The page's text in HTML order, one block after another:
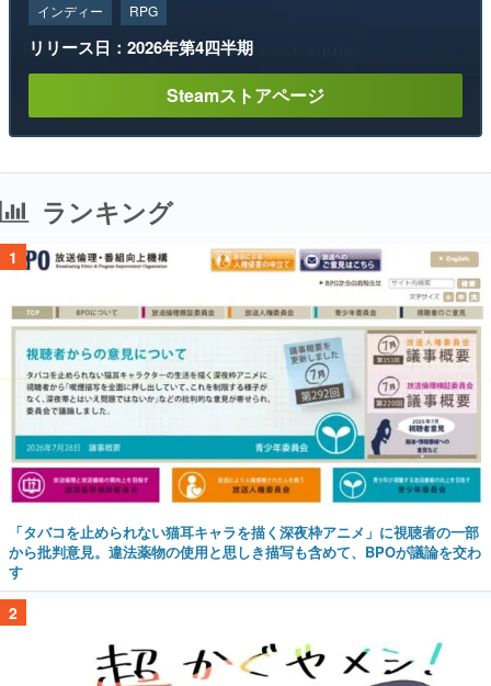
インディー RPG
リリース日：2026年第4四半期
Steamストアページ
ランキング
1
「タバコを止められない猫耳キャラを描く深夜枠アニメ」に視聴者の一部
から批判意見。違法薬物の使用と思しき描写も含めて、BPOが議論を交わ
す
2